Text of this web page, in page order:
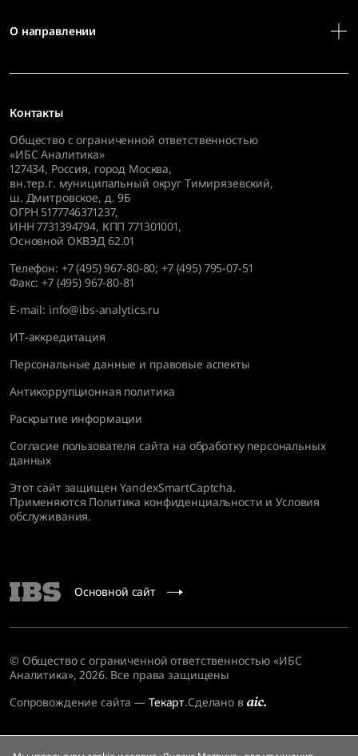
Контакты
Общество с ограниченной ответственностью
«ИБС Аналитика»
127434, Россия, город Москва,
вн.тер.г. муниципальный округ Тимирязевский,
ш. Дмитровское, д. 9Б
ОГРН 5177746371237,
ИНН 7731394794, КПП 771301001,
Основной ОКВЭД 62.01
Телефон: +7 (495) 967-80-80; +7 (495) 795-07-51
Факс:+7 (495) 967-80-81
E-mail: info@ibs-analytics.ru
ИТ-аккредитация
Персональные данные и правовые аспекты
Антикоррупционная политика
Раскрытие информации
Согласие пользователя сайта на обработку персональных
данных
Этот сайт защищен YandexSmartCaptcha.
Применяются Политика конфиденциальности иУсловия
обслуживания.
О направлении
Основной сайт
© Общество с ограниченной ответственностью «ИБС
Аналитика», 2026. Все права защищены
Сопровождение сайта — Текарт.Сделано в